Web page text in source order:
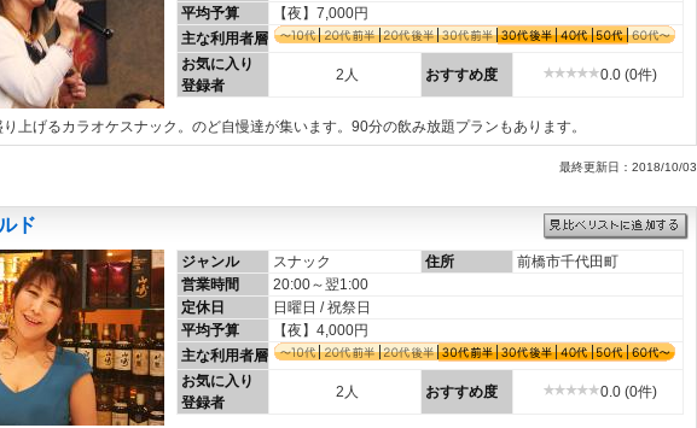
平均予算
【夜】7,000円
主な利用者層
お気に入り
登録者
2人 おすすめ度 0.0 (0件)
上げるカラオケスナック。のど自慢達が集います。90分の飲み放題プランもあります。
最終更新日：2018/10/03
ド
ジャンル スナック 住所
前橋市千代田町
営業時間
20:00～翌1:00
定休日
日曜日 / 祝祭日
平均予算
【夜】4,000円
主な利用者層
お気に入り
登録者
2人 おすすめ度 0.0 (0件)